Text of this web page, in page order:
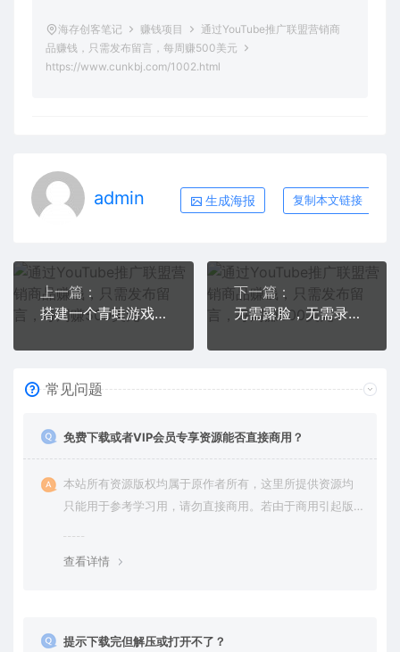
海存创客笔记 赚钱项目
通过YouTube推广联盟营销商
品赚钱，只需发布留言，每周赚500美元
https://www.cunkbj.com/1002.html
admin 生成海报 复制本文链接
上一篇：
搭建一个青蛙游戏html网页，让你的网站增加用户粘性（搭建教程+源码）
下一篇：
无需露脸，无需录音，无需投资，TIKTOK上传短视频，最高日入5000美元
常见问题
免费下载或者VIP会员专享资源能否直接商用？
本站所有资源版权均属于原作者所有，这里所提供资源均
只能用于参考学习用，请勿直接商用。若由于商用引起版
查看详情
提示下载完但解压或打开不了？